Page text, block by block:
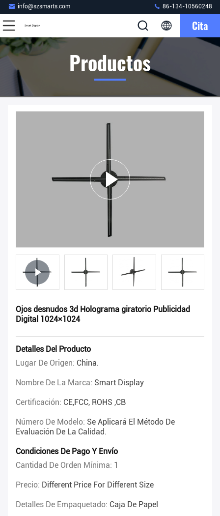
info@szsmarts.com 86-134-10560248
Cita
Productos
Ojos desnudos 3d Holograma giratorio Publicidad
Digital 1024×1024
Detalles Del Producto
Lugar De Origen: China.
Nombre De La Marca: Smart Display
Certificación: CE,FCC, ROHS ,CB
Número De Modelo: Se Aplicará El Método De
Evaluación De La Calidad.
Condiciones De Pago Y Envío
Cantidad De Orden Mínima: 1
Precio: Different Price For Different Size
Detalles De Empaquetado: Caja De Papel